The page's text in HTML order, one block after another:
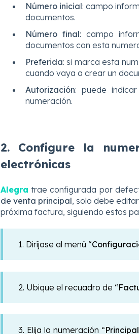
Número inicial: campo
documentos.
Número final: campo
documentos con esta
Preferida: si marca esta
cuando vaya a crear un
Autorización: puede
numeración.
2. Configure la
electrónicas
Alegra trae configurada por
de venta principal, solo debe
próxima factura, siguiendo estos
1. Diríjase al menú “
2. Ubique el recuadro de “
3. Elija la numeración “